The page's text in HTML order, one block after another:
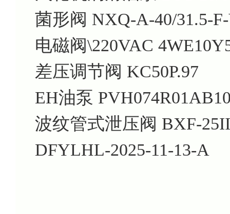
菌形阀 NXQ-A-40/31.5-
电磁阀\220VAC
差压调节阀 KC50P.97
EH油泵
波纹管式泄压阀 BXF-25II
DFYLHL-2025-11-13-A